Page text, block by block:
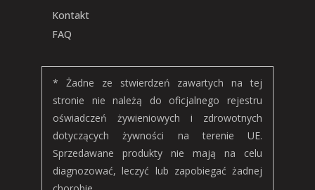
Kontakt
FAQ
* Żadne ze stwierdzeń zawartych na tej
stronie nie należą do oficjalnego rejestru
oświadczeń żywieniowych i zdrowotnych
dotyczących żywności na terenie UE.
Sprzedawane produkty nie mają na celu
diagnozować, leczyć lub zapobiegać żadnej